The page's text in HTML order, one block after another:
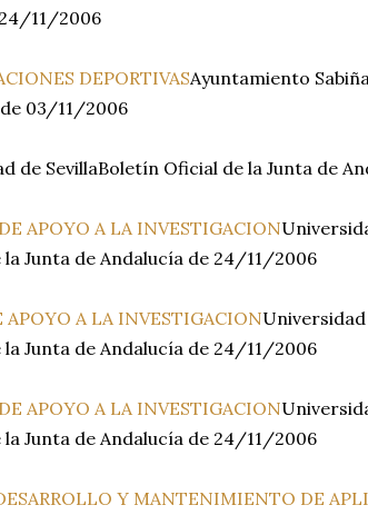
11/2006
DEPORTIVASAyuntamiento
03/11/2006
de SevillaBoletín Oficial de la Junta de
APOYO A LA INVESTIGACION
Junta de Andalucía de 24/11/2006
A LA INVESTIGACION
Junta de Andalucía de 24/11/2006
APOYO A LA INVESTIGACION
Junta de Andalucía de 24/11/2006
Y MANTENIMIENTO DE